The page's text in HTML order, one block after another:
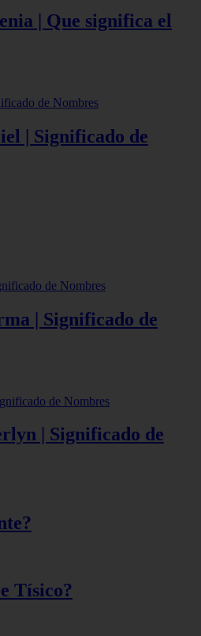
| Que significa el
| Significado de
| Significado de
| Significado de
Tísico?